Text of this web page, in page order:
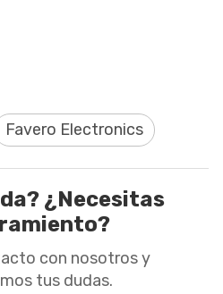
Favero Electronics
¿Necesitas
con nosotros y
tus dudas.